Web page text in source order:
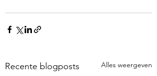
Recente blogposts Alles weergeven